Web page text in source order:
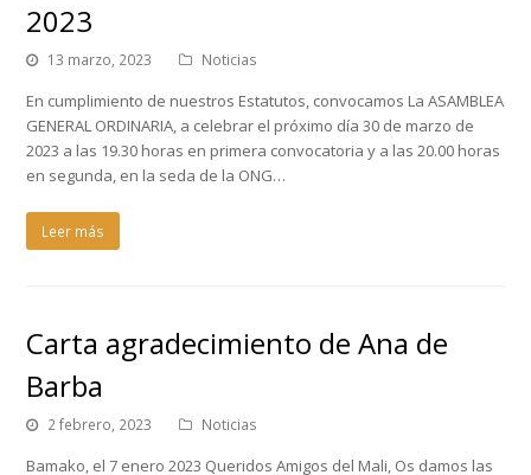
2023
13 marzo, 2023 Noticias
En cumplimiento de nuestros Estatutos, convocamos La ASAMBLEA
GENERAL ORDINARIA, a celebrar el próximo día 30 de marzo de
2023 a las 19.30 horas en primera convocatoria y a las 20.00 horas
en segunda, en la seda de la ONG…
Leer más
Carta agradecimiento de Ana de
Barba
2 febrero, 2023 Noticias
Bamako, el 7 enero 2023 Queridos Amigos del Mali, Os damos las